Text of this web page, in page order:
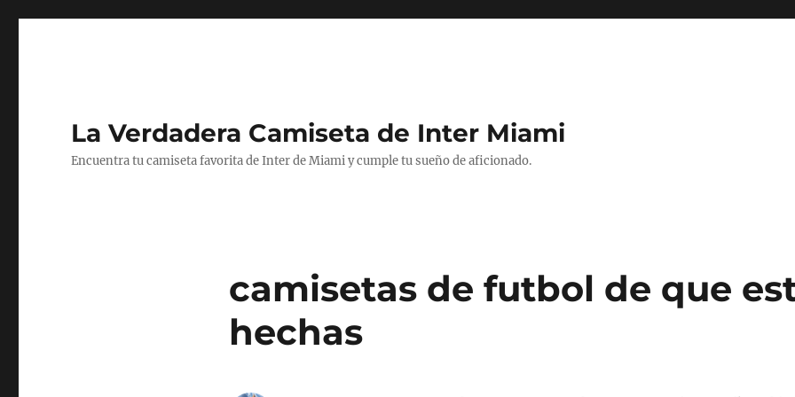
La Verdadera Camiseta de Inter Miami
Encuentra tu camiseta favorita de Inter de Miami y cumple tu sueño de aficionado.
camisetas de futbol de que
hechas